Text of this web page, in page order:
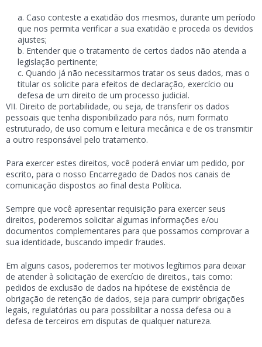
Caso conteste a exatidão dos mesmos, durante um período
que nos permita verificar a sua exatidão e proceda os devidos
ajustes;
Entender que o tratamento de certos dados não atenda a
legislação pertinente;
Quando já não necessitarmos tratar os seus dados, mas o
titular os solicite para efeitos de declaração, exercício ou
defesa de um direito de um processo judicial.
Direito de portabilidade, ou seja, de transferir os dados
pessoais que tenha disponibilizado para nós, num formato
estruturado, de uso comum e leitura mecânica e de os transmitir
a outro responsável pelo tratamento.
Para exercer estes direitos, você poderá enviar um pedido, por
escrito, para o nosso Encarregado de Dados nos canais de
comunicação dispostos ao final desta Política.
Sempre que você apresentar requisição para exercer seus
direitos, poderemos solicitar algumas informações e/ou
documentos complementares para que possamos comprovar a
sua identidade, buscando impedir fraudes.
Em alguns casos, poderemos ter motivos legítimos para deixar
de atender à solicitação de exercício de direitos., tais como:
pedidos de exclusão de dados na hipótese de existência de
obrigação de retenção de dados, seja para cumprir obrigações
legais, regulatórias ou para possibilitar a nossa defesa ou a
defesa de terceiros em disputas de qualquer natureza.